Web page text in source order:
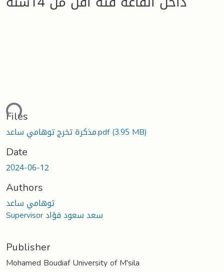
Loading...
Files
مذكرة تخرج توهامي ساعد.pdf(3.95 MB)
Date
2024-06-12
Authors
توهامي ساعد
Supervisor سعد سعود فؤاد
Publisher
Mohamed Boudiaf University of M'sila